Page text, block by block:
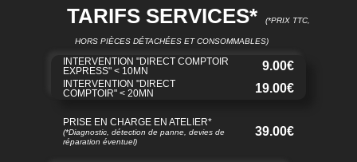
TARIFS SERVICES* (*PRIX TTC,
HORS PIÈCES DÉTACHÉES ET CONSOMMABLES)
INTERVENTION "DIRECT COMPTOIR
EXPRESS" < 10MN
9.00€
INTERVENTION "DIRECT
COMPTOIR" < 20MN
19.00€
PRISE EN CHARGE EN ATELIER*
(*Diagnostic, détection de panne, devies de
réparation éventuel)
39.00€